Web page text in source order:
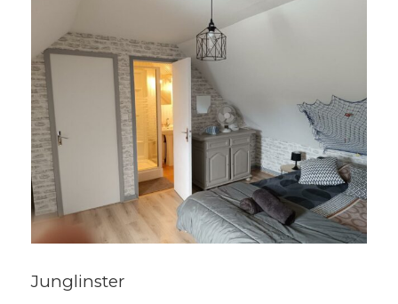
Junglinster